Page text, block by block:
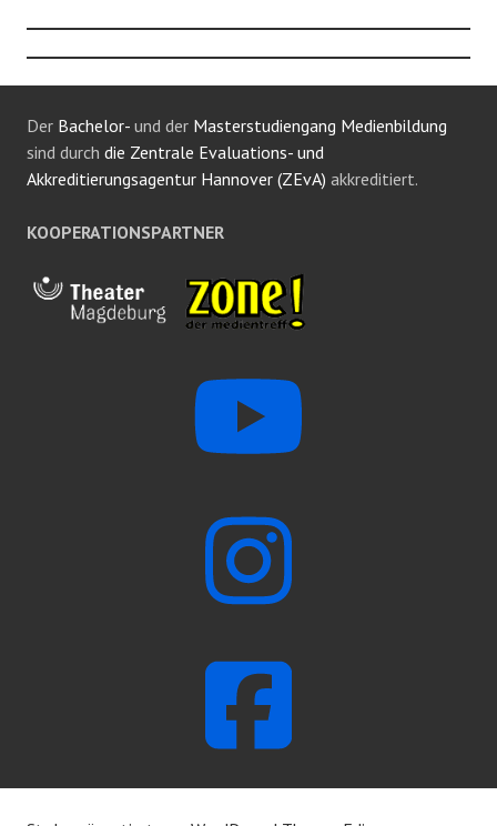
Der Bachelor- und der Masterstudiengang Medienbildung
sind durch die Zentrale Evaluations- und
Akkreditierungsagentur Hannover (ZEvA) akkreditiert.
KOOPERATIONSPARTNER